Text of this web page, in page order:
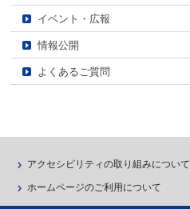
イベント・広報
情報公開
よくあるご質問
アクセシビリティの取り組みについて
ホームページのご利用について